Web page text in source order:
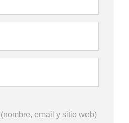
email y sitio web)